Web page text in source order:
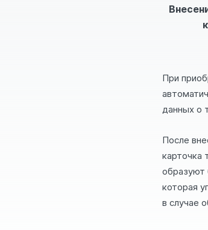
При
данных о
После
карточка
образуют
которая
в случае